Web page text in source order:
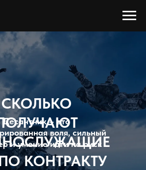
СКОЛЬКО
КОНТРАКТУ
Десантник – это
воля, сильный
и умение идти на риск